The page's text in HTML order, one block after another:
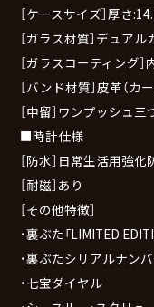
［ケースサイズ］厚さ
［ガラス材質］デュア
［ガラスコーティング
［バンド材質］皮革（カー
［中留］ワンプッシュ
■時計仕様
［防水］日常生活用強化
［耐磁］あり
［その他特徴］
・裏ぶた「LIMITED
・裏ぶたシリアルナン
・七宝ダイヤル